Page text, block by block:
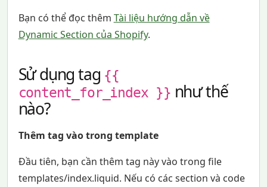
Bạn có thể đọc thêm Tài liệu hướng dẫn về
Dynamic Section của Shopify.
Sử dụng tag {{
content_for_index }} như thế
nào?
Thêm tag vào trong template
Đầu tiên, bạn cần thêm tag này vào trong file
templates/index.liquid. Nếu có các section và code